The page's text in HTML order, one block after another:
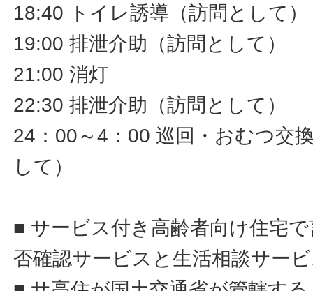
18:40 トイレ誘導（訪問として）
19:00 排泄介助（訪問として）
21:00 消灯
22:30 排泄介助（訪問として）
24：00～4：00 巡回・おむつ交
して）
■ サービス付き高齢者向け住宅
否確認サービスと生活相談サー